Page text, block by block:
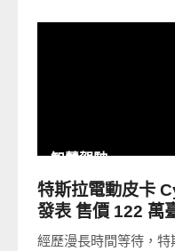
智慧駕駛
特斯拉電動皮卡
發表 售價 122 萬
經歷漫長時間等待，特